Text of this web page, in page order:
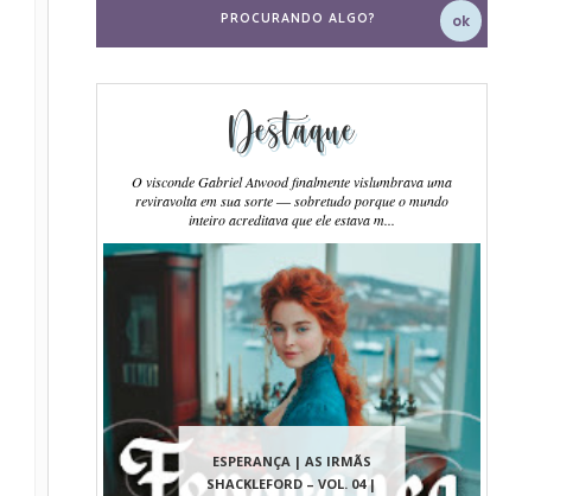
Destaque
ESPERANÇA | AS IRMÃS
SHACKLEFORD – VOL. 04 |
O visconde Gabriel Atwood finalmente vislumbrava uma
reviravolta em sua sorte ― sobretudo porque o mundo
inteiro acreditava que ele estava m...